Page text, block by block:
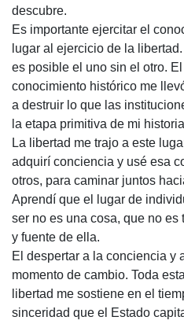
descubre.
Es importante ejercitar el
lugar al ejercicio de la
es posible el uno sin el otro.
conocimiento histórico me
a destruir lo que las
la etapa primitiva de mi
La libertad me trajo a este
adquirí conciencia y usé esa
otros, para caminar juntos
Aprendí que el lugar de
ser no es una cosa, que no
y fuente de ella.
El despertar a la conciencia y
momento de cambio. Toda
libertad me sostiene en el
sinceridad que el Estado